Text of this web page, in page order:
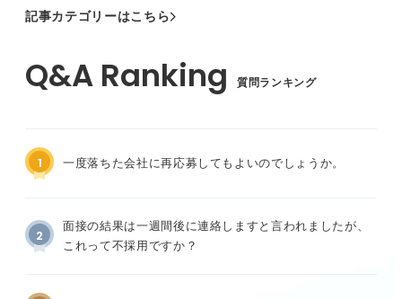
記事カテゴリーはこちら
質問ランキング
1 一度落ちた会社に再応募してもよいのでしょうか。
2
面接の結果は一週間後に連絡しますと言われましたが、
これって不採用ですか？